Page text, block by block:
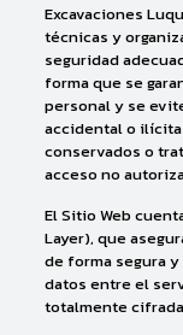
Excavaciones
técnicas y
seguridad
forma que se
personal y se
accidental o
conservados o
acceso no
El Sitio Web
Layer), que
de forma segura
datos entre el
totalmente